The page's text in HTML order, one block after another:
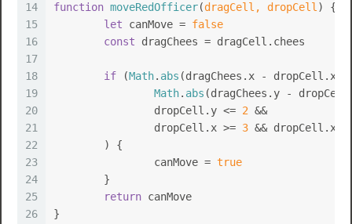
14
15
16
17
18
19
20
21
22
23
24
25
26
function moveRedOfficer(dragCell, dropCell ) {
let canMove = false
const dragChees = dragCell. chees
if (Math. abs (dragChees. x - dropCell. x
Math. abs (dragChees. y -
		dropCell.
y <= 2 &&
		dropCell.
x >= 3 && dropCell. x
	) {
		canMove =
true
	}
return canMove
}